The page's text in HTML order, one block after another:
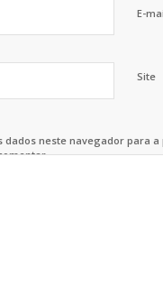
E-
Site
dados neste navegador para a